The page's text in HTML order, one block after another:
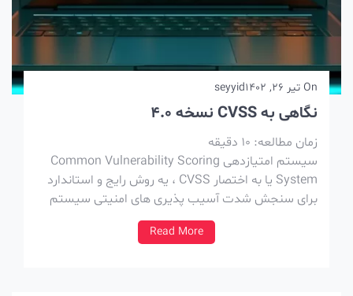
On تیر 26, 1402 seyyid
نگاهی به CVSS نسخه 4.0
زمان مطالعه:10دقیقه
سیستم امتیازدهی Common Vulnerability Scoring
System یا به اختصار CVSS ، یه روش رایج و استاندارد
برای سنجش شدت آسیب پذیری های امنیتی سیستم
های دیجیتال هستش. این برنامه که توسط انجمن
FIRST توسعه داده شده، به متخصصان امنیتی رویکردی
Read More